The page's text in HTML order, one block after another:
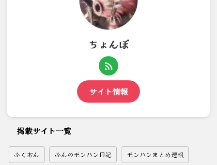
ちょんぼ
サイト情報
掲載サイト一覧
ふぐおん ふんのモンハン日記 モンハンまとめ速報